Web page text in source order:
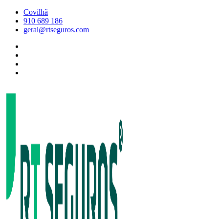
Skip
content
Covilhã
910 689 186
geral@rtseguros.com